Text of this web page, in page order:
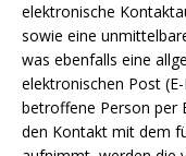
elektronische
sowie eine
was ebenfalls eine
elektronischen Post
betroffene Person per
den Kontakt mit dem